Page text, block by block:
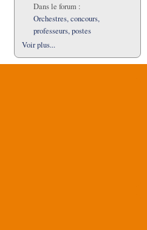
Dans le forum :
Orchestres, concours,
professeurs, postes
Voir plus...